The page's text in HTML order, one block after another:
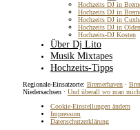
Hochzeits DJ in
Hochzeits DJ in
Hochzeits DJ in
Hochzeits DJ in
Hochzeits-DJ Kosten
Über Dj Lito
Musik Mixtapes
Hochzeits-Tipps
Regionale-Einsatzorte: Bremerhaven·
Niedersachsen · Und überall wo man
Cookie-Einstellungen ändern
Impressum
Datenschutzerklärung